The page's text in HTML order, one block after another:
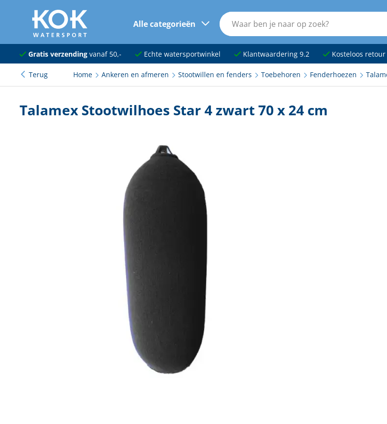
naar hoofdinhoud
Alle categorieën
Navigatie
Dekuitrusting
Tuigage en dekbeslag
Boten, toebehoren en fun
Gratis verzendingvanaf 50,- Echte watersportwinkel Klantwaardering 9.2 Kosteloos retour
Terug Home Ankeren en afmeren Stootwillen en fenders Toebehoren Fenderhoezen
Talamex Stootwilhoes Star 4 zwart 70 x 24 cm